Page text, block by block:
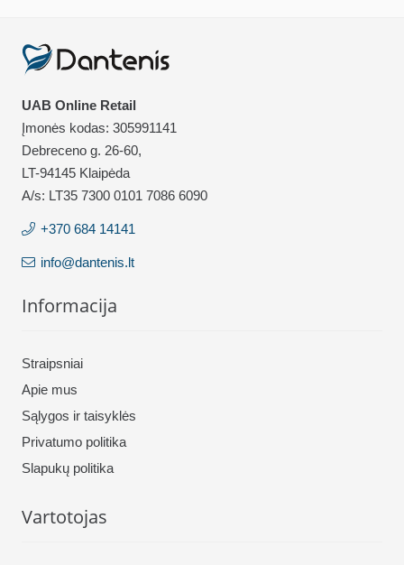
UAB Online Retail
Įmonės kodas: 305991141
Debreceno g. 26-60,
LT-94145 Klaipėda
A/s: LT35 7300 0101 7086 6090
+370 684 14141
info@dantenis.lt
Informacija
Straipsniai
Apie mus
Sąlygos ir taisyklės
Privatumo politika
Slapukų politika
Vartotojas